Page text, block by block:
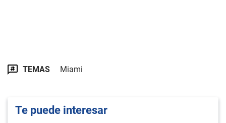
TEMAS Miami
Te puede interesar